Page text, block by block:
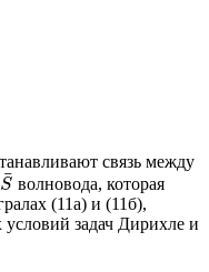
связь между
S
¯ волновода, которая
(11а) и (11б),
задач Дирихле и